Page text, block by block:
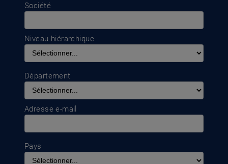
Société
Niveau hiérarchique
Département
Adresse e-mail
Pays